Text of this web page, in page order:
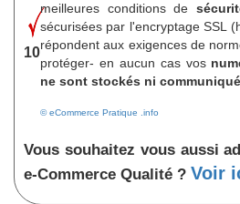
10
meilleures conditions de
sécurisées par l'encryptage SSL
répondent aux exigences de
protéger- en aucun cas vos
ne sont stockés ni
© eCommerce Pratique .info
Vous souhaitez vous aussi
e-Commerce Qualité ? Voir